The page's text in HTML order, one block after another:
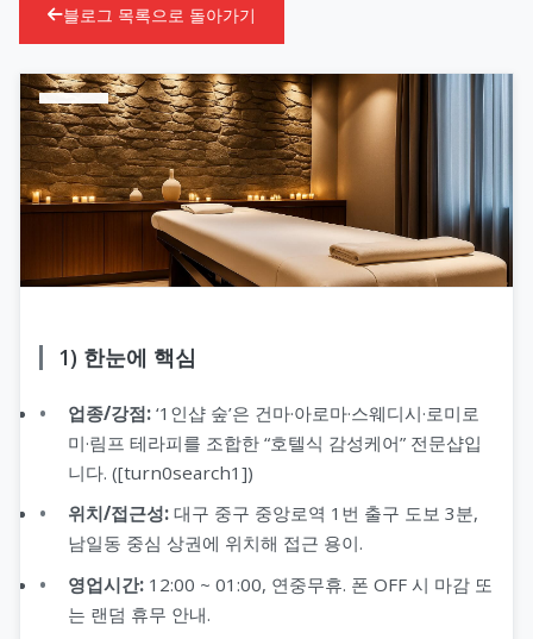
블로그 목록으로 돌아가기
1) 한눈에 핵심
업종/강점: ‘1인샵 숲’은 건마·아로마·스웨디시·로미로
미·림프 테라피를 조합한 “호텔식 감성케어” 전문샵입
니다. ([turn0search1])
위치/접근성: 대구 중구 중앙로역 1번 출구 도보 3분,
남일동 중심 상권에 위치해 접근 용이.
영업시간: 12:00 ~ 01:00, 연중무휴. 폰 OFF 시 마감 또
는 랜덤 휴무 안내.